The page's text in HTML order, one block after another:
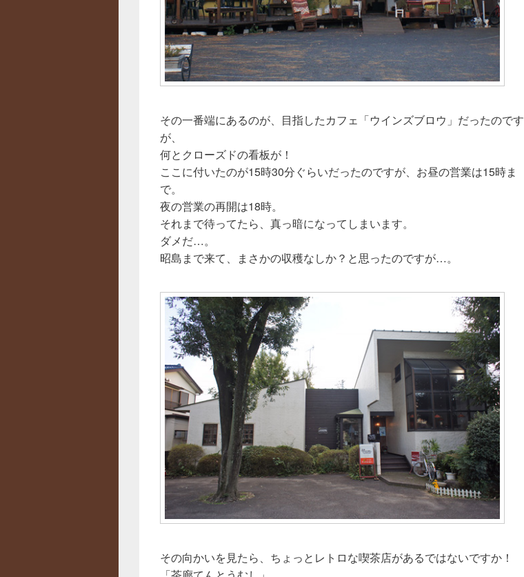
その一番端にあるのが、目指したカフェ「ウインズブロウ」だったのです
が、
何とクローズドの看板が！
ここに付いたのが15時30分ぐらいだったのですが、お昼の営業は15時ま
で。
夜の営業の再開は18時。
それまで待ってたら、真っ暗になってしまいます。
ダメだ…。
昭島まで来て、まさかの収穫なしか？と思ったのですが…。
その向かいを見たら、ちょっとレトロな喫茶店があるではないですか！